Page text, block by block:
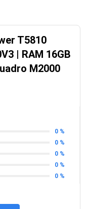
hình.
dùng nâng cấp bộ nhớ
người làm đồ họa
bảo hành tận nơi 24
hỗ trợ tư vấn và cài
T5810
| RAM 16GB
M2000
0 %
0 %
0 %
0 %
0 %